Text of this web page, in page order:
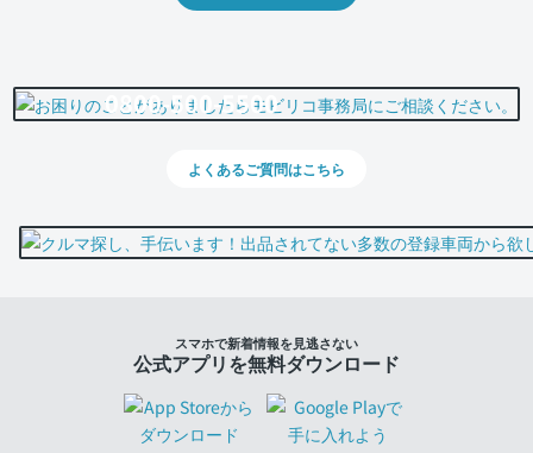
0800-500-5500
よくあるご質問はこちら
スマホで新着情報を見逃さない
公式アプリを無料ダウンロード